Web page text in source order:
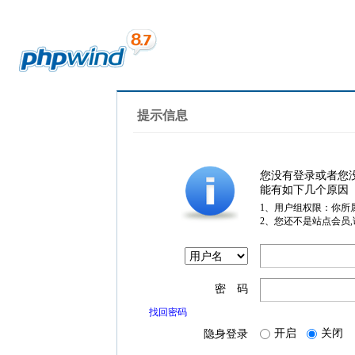
提示信息
您没有登录或者您
能有如下几个原因
1、用户组权限：你所
2、您还不是站点会员
密 码
找回密码
隐身登录 开启 关闭